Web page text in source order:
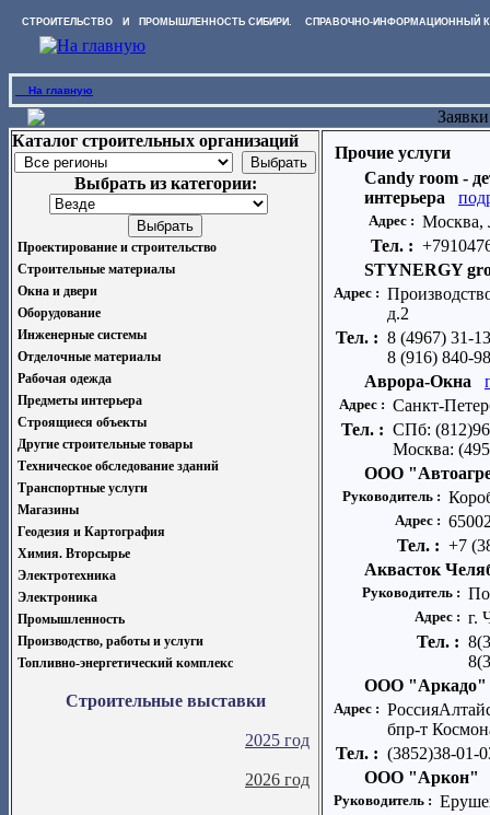
СТРОИТЕЛЬСТВО И ПРОМЫШЛЕННОСТЬ СИБИРИ. СПРАВОЧНО-ИНФОРМАЦИОННЫЙ
На главную
Каталог строительных организаций
Выбрать из категории:
Проектирование и строительство
Строительные материалы
Окна и двери
Оборудование
Инженерные системы
Отделочные материалы
Рабочая одежда
Предметы интерьера
Строящиеся объекты
Другие строительные товары
Техническое обследование зданий
Транспортные услуги
Магазины
Геодезия и Картография
Химия. Вторсырье
Электротехника
Электроника
Промышленность
Производство, работы и услуги
Топливно-энергетический комплекс
Строительные выставки
2025 год
2026 год
Прочие услуги
Candy room -
интерьера
Адрес : Москва,
Тел. :
STYNERGY
Адрес :
д.2
Тел. : 8 (4967) 31-
8 (916) 840-
Аврора-Окна
Адрес : Санкт-
Тел. : СПб:
Москва:
ООО
Руководитель :
Адрес :
Тел. : +7
Аквасток
Руководитель :
Адрес : г.
Тел. :
ООО "Аркадо"
Адрес :
бпр-т
Тел. : (3852)38-01-
ООО "Аркон"
Руководитель :